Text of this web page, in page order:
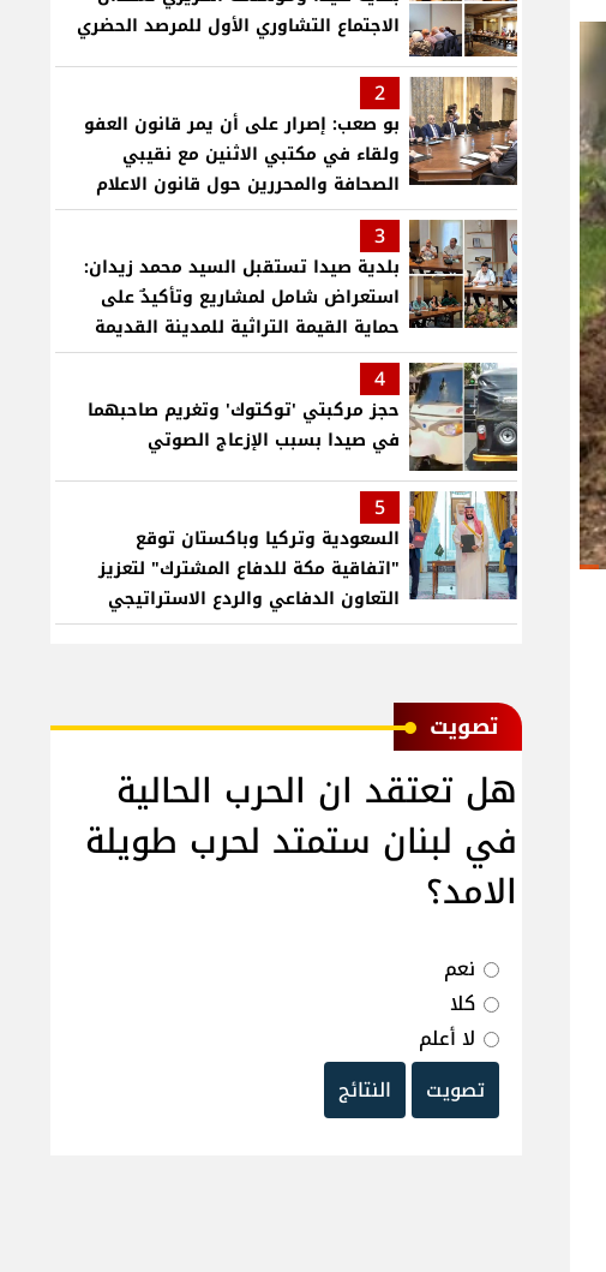
الاجتماع التشاوري الأول للمرصد الحضري
2
بو صعب: إصرار على أن يمر قانون العفو
ولقاء في مكتبي الاثنين مع نقيبي
الصحافة والمحررين حول قانون الاعلام
3
بلدية صيدا تستقبل السيد محمد زيدان:
استعراض شامل لمشاريع وتأكيدٌ على
حماية القيمة التراثية للمدينة القديمة
4
حجز مركبتي 'توكتوك' وتغريم صاحبهما
في صيدا بسبب الإزعاج الصوتي
5
السعودية وتركيا وباكستان توقع
"اتفاقية مكة للدفاع المشترك" لتعزيز
التعاون الدفاعي والردع الاستراتيجي
ﺗﺼﻮﻳﺖ
هل تعتقد ان الحرب الحالية
في لبنان ستمتد لحرب طويلة
الامد؟
نعم
كلا
لا أعلم
تصويت
النتائج